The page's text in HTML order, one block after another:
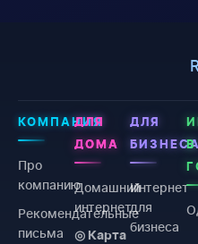
КОМПАНИЯ
Про
компанию
Рекомендательные
письма
ДЛЯ
ДОМА
Домашний
интернет
◎ Карта
ДЛЯ
БИЗНЕСА
Интернет
для
бизнеса
В